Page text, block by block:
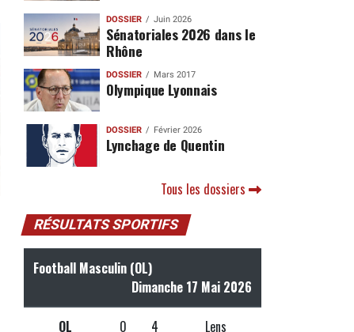
DOSSIER Juin 2026
Sénatoriales 2026 dans le
Rhône
DOSSIER Mars 2017
Olympique Lyonnais
DOSSIER Février 2026
Lynchage de Quentin
Tous les dossiers
RÉSULTATS SPORTIFS
Football Masculin (OL)
Dimanche 17 Mai 2026
OL 0 4 Lens